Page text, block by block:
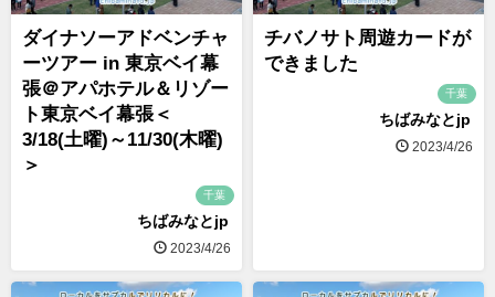
ダイナソーアドベンチャ
ーツアー in 東京ベイ幕
張＠アパホテル＆リゾー
ト東京ベイ幕張＜
3/18(土曜)～11/30(木曜)
＞
千葉
ちばみなとjp
2023/4/26
チバノサト周遊カードが
できました
千葉
ちばみなとjp
2023/4/26